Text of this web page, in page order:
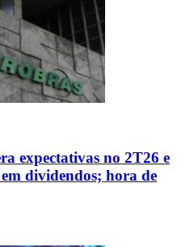
expectativas no 2T26 e
dividendos; hora de